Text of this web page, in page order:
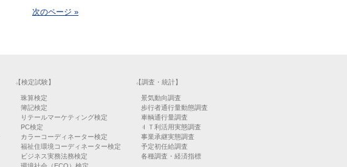
次のページ »
【検定試験】
珠算検定
簿記検定
リテールマーケティング検定
PC検定
カラーコーディネーター検定
福祉住環境コーディネーター検定
ビジネス実務法務検定
【調査・統計】
景気動向調査
歩行者通行量動態調査
車輌通行量調査
ＩＴ利活用実態調査
事業承継実態調査
予定初任給調査
各種調査・経済指標